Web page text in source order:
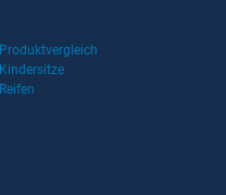
Produktvergleich
Kindersitze
Reifen